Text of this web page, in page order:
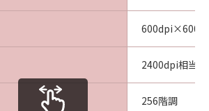
2400dpi相当
256階調